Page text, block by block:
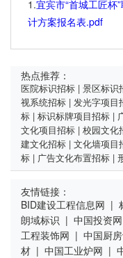
1.宜宾市“首城工匠杯
计方案报名表.pdf
热点推荐：
医院标识招标 景区标识
视系统招标
发光字项目
标
标识标牌项目招标
文化项目招标
校园文化
建文化招标
文化墙项目
标
广告文化布置招标
友情链接：
BID建设工程信息网
朗域标识
中国投资网
工程装饰网
中国厨
材
中国工业炉网